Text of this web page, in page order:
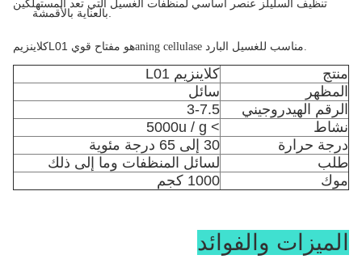
تنظيف السليلز عنصر أساسي لمنظفات الغسيل التي تعد المستهلكين
بالعناية بالأقمشة.
كلاينزيم L01 هو مفتاح قوي aning cellulase مناسب للغسيل البارد.
منتج
كلاينزيم L01
المظهر
سائل
الرقم الهيدروجيني
3-7.5
نشاط
> 5000u / g
درجة حرارة
30 إلى 65 درجة مئوية
طلب
لسائل المنظفات وما إلى ذلك
موك
1000 كجم
الميزات والفوائد